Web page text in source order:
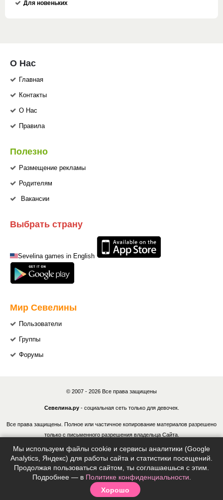
Для новеньких
О Нас
Главная
Контакты
О Нас
Правила
Полезно
Размещение рекламы
Родителям
Вакансии
Выбрать страну
Sevelina games in English
Мир Севелины
Пользователи
Группы
Форумы
© 2007 - 2026 Все права защищены
Севелина.ру- социальная сеть только для девочек.
Все права защищены. Полное или частичное копирование материалов разрешено
только с письменного разрешения владельца Сайта.
В случае обнаружения нарушений, виновные лица могут быть привлечены к
ответственности в соответствии с действующим законодательством Российской
Федерации.
Согласие на обработку ПДн
Мы используем файлы cookie и сервисы аналитики (Google
Analytics, Яндекс) для работы сайта и статистики посещений.
Продолжая пользоваться сайтом, ты соглашаешься с этим.
Подробнее — в Политике конфиденциальности
Хорошо